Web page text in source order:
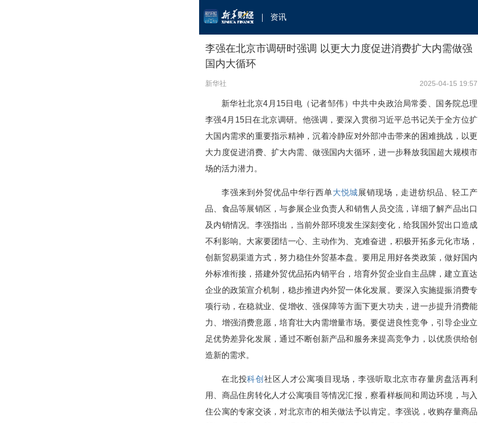
资讯
李强在北京市调研时强调 以更大力度促进消费扩大内需做强
国内大循环
新华社 2025-04-15 19:57
新华社北京4月15日电（记者邹伟）中共中央政治局常委、国务院总理
李强4月15日在北京调研。他强调，要深入贯彻习近平总书记关于全方位扩
大国内需求的重要指示精神，沉着冷静应对外部冲击带来的困难挑战，以更
大力度促进消费、扩大内需、做强国内大循环，进一步释放我国超大规模市
场的活力潜力。
李强来到外贸优品中华行西单大悦城展销现场，走进纺织品、轻工产
品、食品等展销区，与参展企业负责人和销售人员交流，详细了解产品出口
及内销情况。李强指出，当前外部环境发生深刻变化，给我国外贸出口造成
不利影响。大家要团结一心、主动作为、克难奋进，积极开拓多元化市场，
创新贸易渠道方式，努力稳住外贸基本盘。要用足用好各类政策，做好国内
外标准衔接，搭建外贸优品拓内销平台，培育外贸企业自主品牌，建立直达
企业的政策宣介机制，稳步推进内外贸一体化发展。要深入实施提振消费专
项行动，在稳就业、促增收、强保障等方面下更大功夫，进一步提升消费能
力、增强消费意愿，培育壮大内需增量市场。要促进良性竞争，引导企业立
足优势差异化发展，通过不断创新产品和服务来提高竞争力，以优质供给创
造新的需求。
在北投科创社区人才公寓项目现场，李强听取北京市存量房盘活再利
用、商品住房转化人才公寓项目等情况汇报，察看样板间和周边环境，与入
住公寓的专家交谈，对北京市的相关做法予以肯定。李强说，收购存量商品